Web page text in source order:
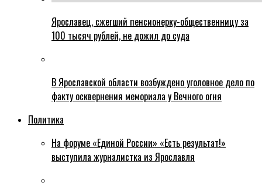
Ярославец, сжегший пенсионерку-общественницу за
100 тысяч рублей, не дожил до суда
В Ярославской области возбуждено уголовное дело по
факту осквернения мемориала у Вечного огня
Политика
На форуме «Единой России» «Есть результат!»
выступила журналистка из Ярославля